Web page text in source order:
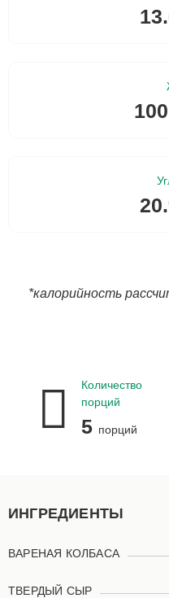
*калорийность
Количество
порций
5 порций
ИНГРЕДИЕНТЫ
ВАРЕНАЯ КОЛБАСА
ТВЕРДЫЙ СЫР